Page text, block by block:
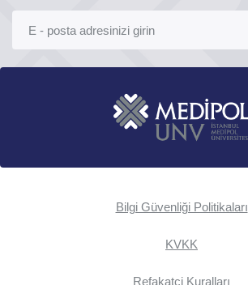
Bilgi Güvenliği Politikaları
KVKK
Refakatçi Kuralları